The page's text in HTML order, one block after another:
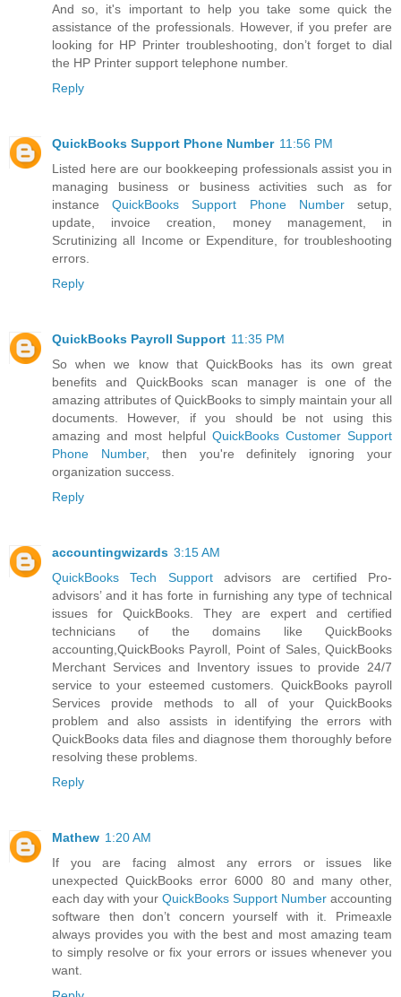
And so, it's important to help you take some quick the
assistance of the professionals. However, if you prefer are
looking for HP Printer troubleshooting, don’t forget to dial
the HP Printer support telephone number.
Reply
QuickBooks Support Phone Number 11:56 PM
Listed here are our bookkeeping professionals assist you in
managing business or business activities such as for
instanceQuickBooks Support Phone Numbersetup,
update, invoice creation, money management, in
Scrutinizing all Income or Expenditure, for troubleshooting
errors.
Reply
QuickBooks Payroll Support 11:35 PM
So when we know that QuickBooks has its own great
benefits and QuickBooks scan manager is one of the
amazing attributes of QuickBooks to simply maintain your all
documents. However, if you should be not using this
amazing and most helpful QuickBooks Customer Support
Phone Number, then you're definitely ignoring your
organization success.
Reply
accountingwizards 3:15 AM
QuickBooks Tech Supportadvisors are certified Pro-
advisors’ and it has forte in furnishing any type of technical
issues for QuickBooks. They are expert and certified
technicians of the domains like QuickBooks
accounting,QuickBooks Payroll, Point of Sales, QuickBooks
Merchant Services and Inventory issues to provide 24/7
service to your esteemed customers. QuickBooks payroll
Services provide methods to all of your QuickBooks
problem and also assists in identifying the errors with
QuickBooks data files and diagnose them thoroughly before
resolving these problems.
Reply
Mathew 1:20 AM
If you are facing almost any errors or issues like
unexpected QuickBooks error 6000 80 and many other,
each day with your QuickBooks Support Number accounting
software then don’t concern yourself with it. Primeaxle
always provides you with the best and most amazing team
to simply resolve or fix your errors or issues whenever you
want.